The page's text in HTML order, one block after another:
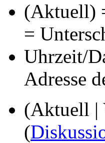
(Aktuell)
=
Uhrzeit/
Adresse
(Aktuell |
(